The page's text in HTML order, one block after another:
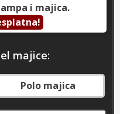
i majica.
majice:
Polo majica